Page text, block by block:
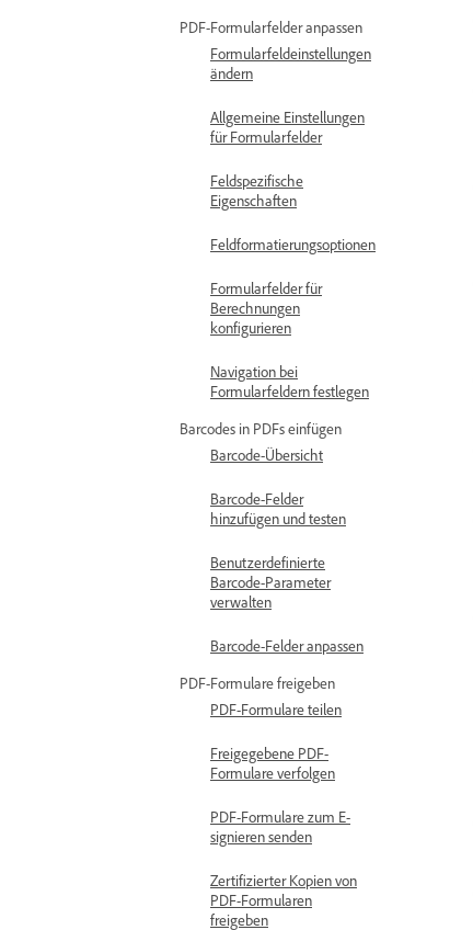
PDF-Formularfelder anpassen
Formularfeldeinstellungen
ändern
Allgemeine Einstellungen
für Formularfelder
Feldspezifische
Eigenschaften
Feldformatierungsoptionen
Formularfelder für
Berechnungen
konfigurieren
Navigation bei
Formularfeldern festlegen
Barcodes in PDFs einfügen
Barcode-Übersicht
Barcode-Felder
hinzufügen und testen
Benutzerdefinierte
Barcode-Parameter
verwalten
Barcode-Felder anpassen
PDF-Formulare freigeben
PDF-Formulare teilen
Freigegebene PDF-
Formulare verfolgen
PDF-Formulare zum E-
signieren senden
Zertifizierter Kopien von
PDF-Formularen
freigeben